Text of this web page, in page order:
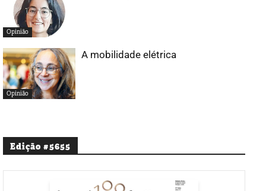
Opinião
Opinião
A mobilidade elétrica
Edição #5655